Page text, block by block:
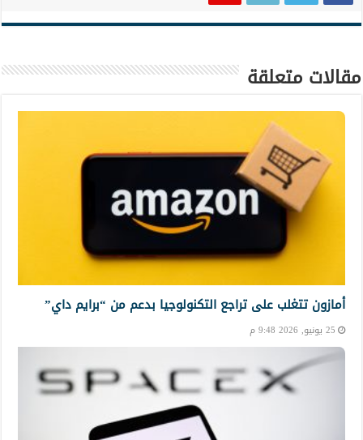
مقالات متعلقة
أمازون تتغلب على تراجع التكنولوجيا بدعم من “برايم داي”
25 يونيو, 2026 9:48 م